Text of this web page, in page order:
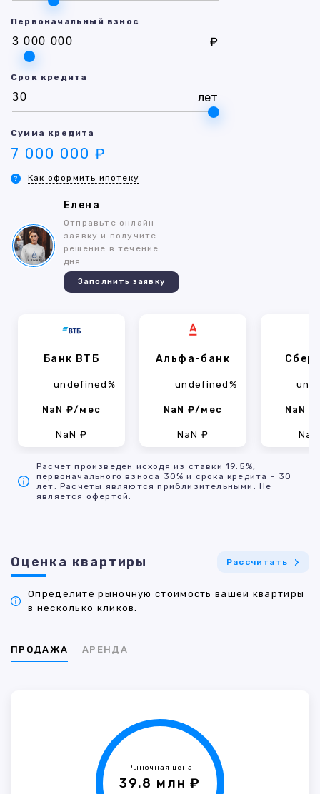
Первоначальный взнос
₽
Срок кредита
лет
Сумма кредита
7 000 000 ₽
Как оформить ипотеку
Елена
Отправьте онлайн-
заявку и получите
решение в течение
дня
Заполнить заявку
Банк ВТБ
undefined%
NaN ₽/мес
NaN ₽
Альфа-банк
undefined%
NaN ₽/мес
NaN ₽
NaN
Расчет произведен исходя из ставки 19.5%,
первоначального взноса 30% и срока кредита - 30
лет. Расчеты являются приблизительными. Не
является офертой.
Оценка квартиры Рассчитать
Определите рыночную стоимость вашей квартиры
в несколько кликов.
ПРОДАЖА АРЕНДА
Рыночная цена
39.8 млн ₽